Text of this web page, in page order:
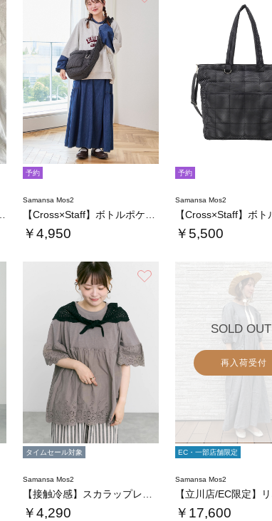
予約
Samansa Mos2
￥4,950
予約
Samansa Mos2
￥5,500
タイムセール対象
Samansa Mos2
￥4,290
SOLD OUT
再入荷受付
EC・一部店舗限定
Samansa Mos2
￥17,600